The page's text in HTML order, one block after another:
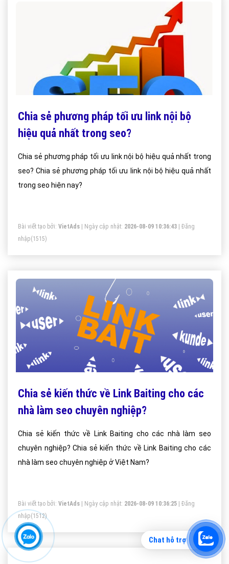
Chia sẻ phương pháp tối ưu link nội bộ
hiệu quả nhất trong seo?
Chia sẻ phương pháp tối ưu link nội bộ hiệu quả nhất trong
seo? Chia sẻ phương pháp tối ưu link nội bộ hiệu quả nhất
trong seo hiện nay?
Bài viết tạo bởi: VietAds | Ngày cập nhật: 2026-08-09 10:36:43
Đăng
nhập(1515)
Chia sẻ kiến thức về Link Baiting cho các
nhà làm seo chuyên nghiệp?
Chia sẻ kiến thức về Link Baiting cho các nhà làm seo
chuyên nghiệp? Chia sẻ kiến thức về Link Baiting cho các
nhà làm seo chuyên nghiệp ở Việt Nam?
Bài viết tạo bởi: VietAds | Ngày cập nhật: 2026-08-09 10:36:25
Đăng
nhập(1512)
Chat hỗ trợ